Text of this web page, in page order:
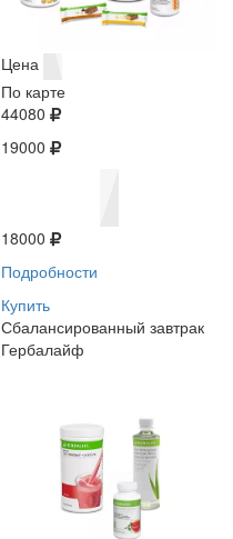
Цена
По карте
44080
19000
18000
Подробности
Купить
Сбалансированный завтрак
Гербалайф